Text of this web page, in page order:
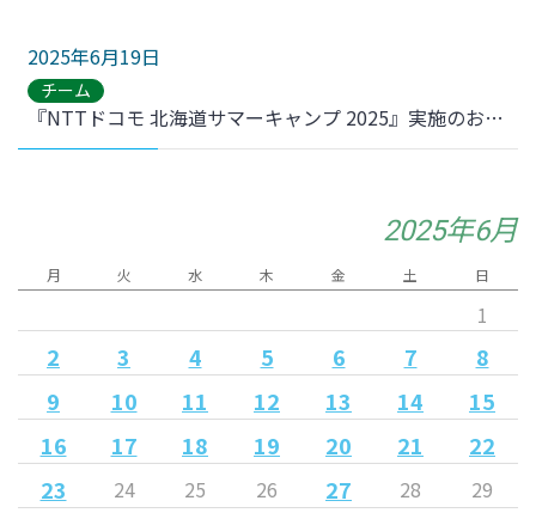
2025年6月19日
チーム
『NTTドコモ 北海道サマーキャンプ 2025』実施のお知らせ
2025年6月
月 火 水 木 金 土 日
1
2 3 4 5 6 7
8
9
10 11 12 13 14
15
16
17 18 19 20 21
22
23
24 25 26 27 28 29